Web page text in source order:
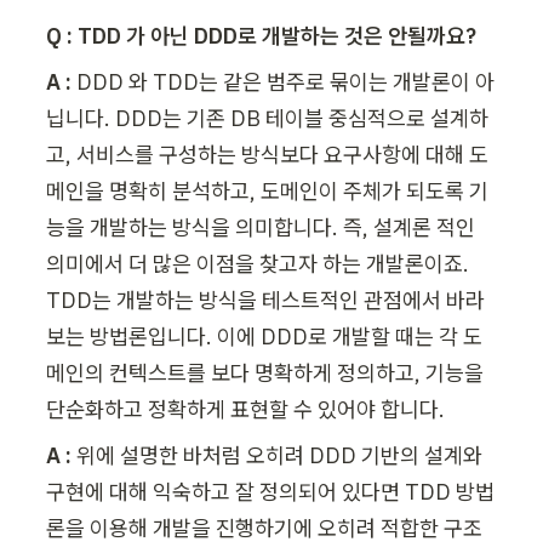
Q : TDD 가 아닌 DDD로 개발하는 것은 안될까요?
A : DDD 와 TDD는 같은 범주로 묶이는 개발론이 아
닙니다. DDD는 기존 DB 테이블 중심적으로 설계하
고, 서비스를 구성하는 방식보다 요구사항에 대해 도
메인을 명확히 분석하고, 도메인이 주체가 되도록 기
능을 개발하는 방식을 의미합니다. 즉, 설계론 적인
의미에서 더 많은 이점을 찾고자 하는 개발론이죠.
TDD는 개발하는 방식을 테스트적인 관점에서 바라
보는 방법론입니다. 이에 DDD로 개발할 때는 각 도
메인의 컨텍스트를 보다 명확하게 정의하고, 기능을
단순화하고 정확하게 표현할 수 있어야 합니다.
A : 위에 설명한 바처럼 오히려 DDD 기반의 설계와
구현에 대해 익숙하고 잘 정의되어 있다면 TDD 방법
론을 이용해 개발을 진행하기에 오히려 적합한 구조